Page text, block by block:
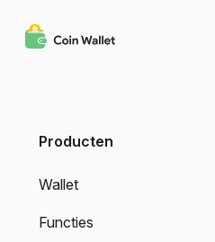
Producten
Wallet
Functies